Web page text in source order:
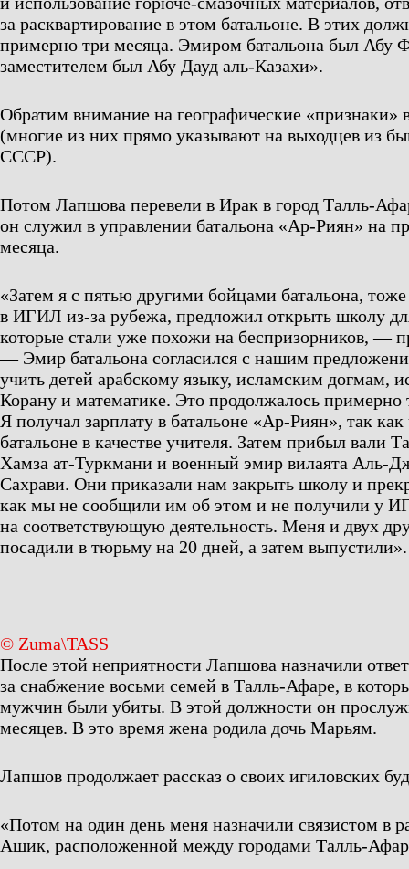
за расквартирование в этом батальоне. В этих
примерно три месяца. Эмиром батальона был Абу
заместителем был Абу Дауд аль-Казахи».
Обратим внимание на географические «признаки»
(многие из них прямо указывают на выходцев из
СССР).
Потом Лапшова перевели в Ирак в город Талль-
он служил в управлении батальона «Ар-Риян» на
месяца.
«Затем я с пятью другими бойцами батальона,
в ИГИЛ из-за рубежа, предложил открыть школу
которые стали уже похожи на беспризорников, —
— Эмир батальона согласился с нашим
учить детей арабскому языку, исламским догмам,
Корану и математике. Это продолжалось примерно
Я получал зарплату в батальоне «Ар-Риян», так
батальоне в качестве учителя. Затем прибыл вали
Хамза ат-Туркмани и военный эмир вилаята Аль-
Сахрави. Они приказали нам закрыть школу и
как мы не сообщили им об этом и не получили у
на соответствующую деятельность. Меня и двух
посадили в тюрьму на 20 дней, а затем выпустили».
© Zuma\TASS
После этой неприятности Лапшова назначили
за снабжение восьми семей в Талль-Афаре, в
мужчин были убиты. В этой должности он
месяцев. В это время жена родила дочь Марьям.
Лапшов продолжает рассказ о своих игиловских
«Потом на один день меня назначили связистом в
Ашик, расположенной между городами Талль-